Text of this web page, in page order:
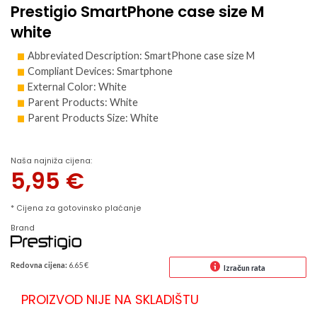
Prestigio SmartPhone case size M
white
Abbreviated Description: SmartPhone case size M
Compliant Devices: Smartphone
External Color: White
Parent Products: White
Parent Products Size: White
Naša najniža cijena:
5,95 €
* Cijena za gotovinsko plaćanje
Brand
Redovna cijena: 6.65 € Izračun rata
PROIZVOD NIJE NA SKLADIŠTU